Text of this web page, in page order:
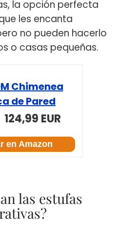
la opción perfecta
les encanta
no pueden hacerlo
o casas pequeñas.
Chimenea
de Pared
124,99 EUR
en Amazon
las estufas